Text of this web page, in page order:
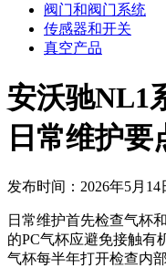
阀门和阀门系统
传感器和开关
真空产品
安沃驰NL1
日常维护要
发布时间：2026年5月14
日常维护首先检查气杯和
的PC气杯应避免接触有
气杯每半年打开检查内